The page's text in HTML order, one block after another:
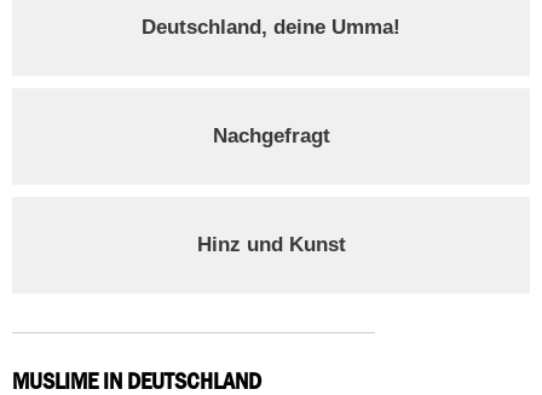
Deutschland, deine Umma!
Nachgefragt
Hinz und Kunst
MUSLIME IN DEUTSCHLAND